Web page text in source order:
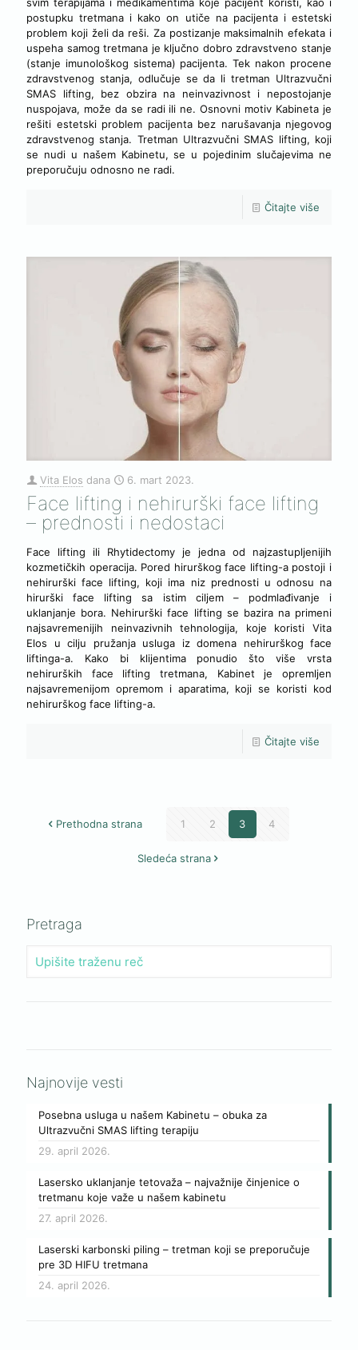
postupku tretmana i kako on utiče na pacijenta i estetski
problem koji želi da reši. Za postizanje maksimalnih efekata i
uspeha samog tretmana je ključno dobro zdravstveno stanje
(stanje imunološkog sistema) pacijenta. Tek nakon procene
zdravstvenog stanja, odlučuje se da li tretman Ultrazvučni
SMAS lifting, bez obzira na neinvazivnost i nepostojanje
nuspojava, može da se radi ili ne. Osnovni motiv Kabineta je
rešiti estetski problem pacijenta bez narušavanja njegovog
zdravstvenog stanja. Tretman Ultrazvučni SMAS lifting, koji
se nudi u našem Kabinetu, se u pojedinim slučajevima ne
preporučuju odnosno ne radi.
Čitajte više
Vita Elos dana 6. mart 2023.
Face lifting i nehirurški face lifting
– prednosti i nedostaci
Face lifting ili Rhytidectomy je jedna od najzastupljenijih
kozmetičkih operacija. Pored hirurškog face lifting-a postoji i
nehirurški face lifting, koji ima niz prednosti u odnosu na
hirurški face lifting sa istim ciljem – podmlađivanje i
uklanjanje bora. Nehirurški face lifting se bazira na primeni
najsavremenijih neinvazivnih tehnologija, koje koristi Vita
Elos u cilju pružanja usluga iz domena nehirurškog face
liftinga-a. Kako bi klijentima ponudio što više vrsta
nehirurških face lifting tretmana, Kabinet je opremljen
najsavremenijom opremom i aparatima, koji se koristi kod
nehirurškog face lifting-a.
Čitajte više
Prethodna strana 1 2 3 4
Sledeća strana
Pretraga
Najnovije vesti
Posebna usluga u našem Kabinetu – obuka za
Ultrazvučni SMAS lifting terapiju
29. april 2026.
Lasersko uklanjanje tetovaža – najvažnije činjenice o
tretmanu koje važe u našem kabinetu
27. april 2026.
Laserski karbonski piling – tretman koji se preporučuje
pre 3D HIFU tretmana
24. april 2026.